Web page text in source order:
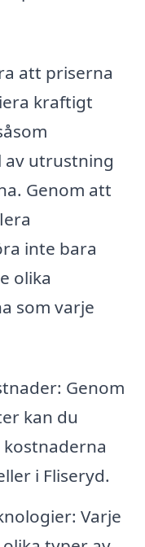
att priserna
kraftigt
av utrustning
Genom att
inte bara
olika
som varje
Genom
kan du
i Fliseryd.
Varje